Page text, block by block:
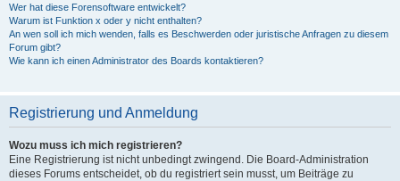
Wer hat diese Forensoftware entwickelt?
Warum ist Funktion x oder y nicht enthalten?
An wen soll ich mich wenden, falls es Beschwerden oder juristische Anfragen zu diesem
Forum gibt?
Wie kann ich einen Administrator des Boards kontaktieren?
Registrierung und Anmeldung
Wozu muss ich mich registrieren?
Eine Registrierung ist nicht unbedingt zwingend. Die Board-Administration
dieses Forums entscheidet, ob du registriert sein musst, um Beiträge zu